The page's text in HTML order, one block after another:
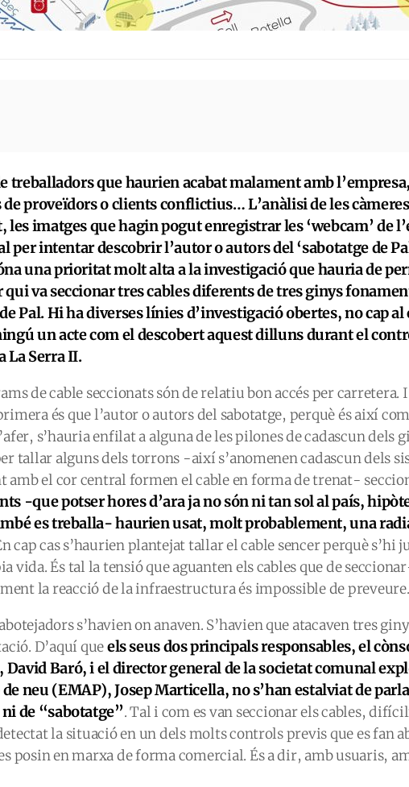
treballadors que haurien acabat malament amb l’empresa,
proveïdors o clients conflictius… L’anàlisi de les
imatges que hagin pogut enregistrar les ‘webcam’ de
per intentar descobrir l’autor o autors del ‘sabotatge de
una prioritat molt alta a la investigació que hauria de
qui va seccionar tres cables diferents de tres ginys
Pal. Hi ha diverses línies d’investigació obertes, no cap al
un acte com el descobert aquest dilluns durant el
La Serra II.
de cable seccionats són de relatiu bon accés per carretera.
és que l’autor o autors del sabotatge, perquè és així com
s’hauria enfilat a alguna de les pilones de cadascun dels
tallar alguns dels torrons -així s’anomenen cadascun dels
amb el cor central formen el cable en forma de trenat-
-que potser hores d’ara ja no són ni tan sol al país,
es treballa- haurien usat, molt probablement, una
cap cas s’haurien plantejat tallar el cable sencer perquè s’hi
vida. És tal la tensió que aguanten els cables que de
la reacció de la infraestructura és impossible de preveure.
s’havien on anaven. S’havien que atacaven tres
D’aquí queels seus dos principals responsables, el
David Baró, i el director general de la societat comunal
neu (EMAP), Josep Marticella, no s’han estalviat de
ni de “sabotatge”. Tal i com es van seccionar els cables,
la situació en un dels molts controls previs que es fan
posin en marxa de forma comercial. És a dir, amb usuaris,